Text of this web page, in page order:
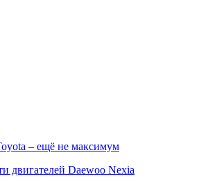
– ещё не максимум
двигателей Daewoo Nexia